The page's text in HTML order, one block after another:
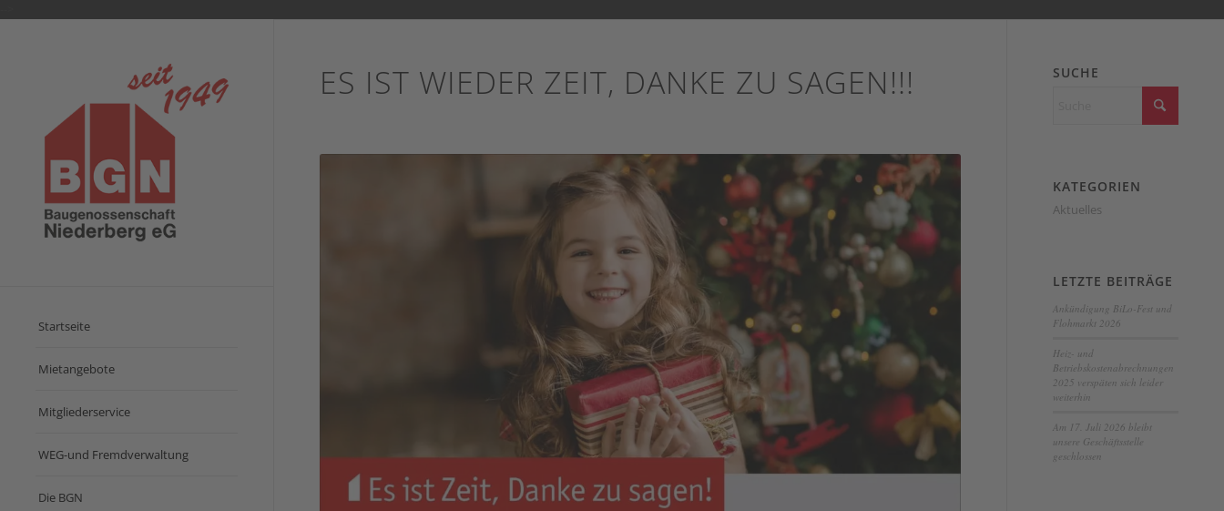
Startseite
Mietangebote
Mitgliederservice
WEG-und Fremdverwaltung
Die BGN
ES IST WIEDER ZEIT, DANKE ZU SAGEN!!! SUCHE
KATEGORIEN
Aktuelles
LETZTE BEITRÄGE
Ankündigung BiLo-Fest und
Flohmarkt 2026
Heiz- und
Betriebskostenabrechnungen
2025 verspäten sich leider
weiterhin
Am 17. Juli 2026 bleibt
unsere Geschäftsstelle
geschlossen